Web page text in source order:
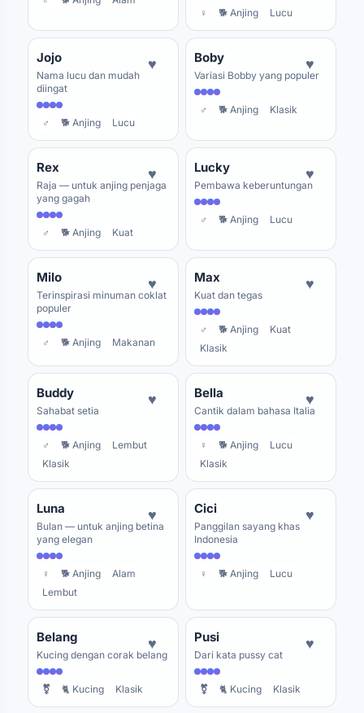
♀
🐕 Anjing Lucu
♥
Jojo
Nama lucu dan mudah
diingat
♂ 🐕 Anjing Lucu
♥
Boby
Variasi Bobby yang populer
♂ 🐕 Anjing Klasik
♥
Rex
Raja — untuk anjing penjaga
yang gagah
♂ 🐕 Anjing Kuat
♥
Lucky
Pembawa keberuntungan
♂ 🐕 Anjing Lucu
♥
Milo
Terinspirasi minuman coklat
populer
♂ 🐕 Anjing Makanan
♥
Max
Kuat dan tegas
♂ 🐕 Anjing
Kuat
Klasik
♥
Buddy
Sahabat setia
♂ 🐕 Anjing
Lembut
Klasik
♥
Bella
Cantik dalam bahasa Italia
♀ 🐕 Anjing
Lucu
Klasik
♥
Luna
Bulan — untuk anjing betina
yang elegan
♀ 🐕 Anjing
Alam
Lembut
♥
Cici
Panggilan sayang khas
Indonesia
♀ 🐕 Anjing Lucu
♥
Belang
Kucing dengan corak belang
⚧ 🐈 Kucing Klasik
♥
Pusi
Dari kata pussy cat
⚧ 🐈 Kucing Klasik